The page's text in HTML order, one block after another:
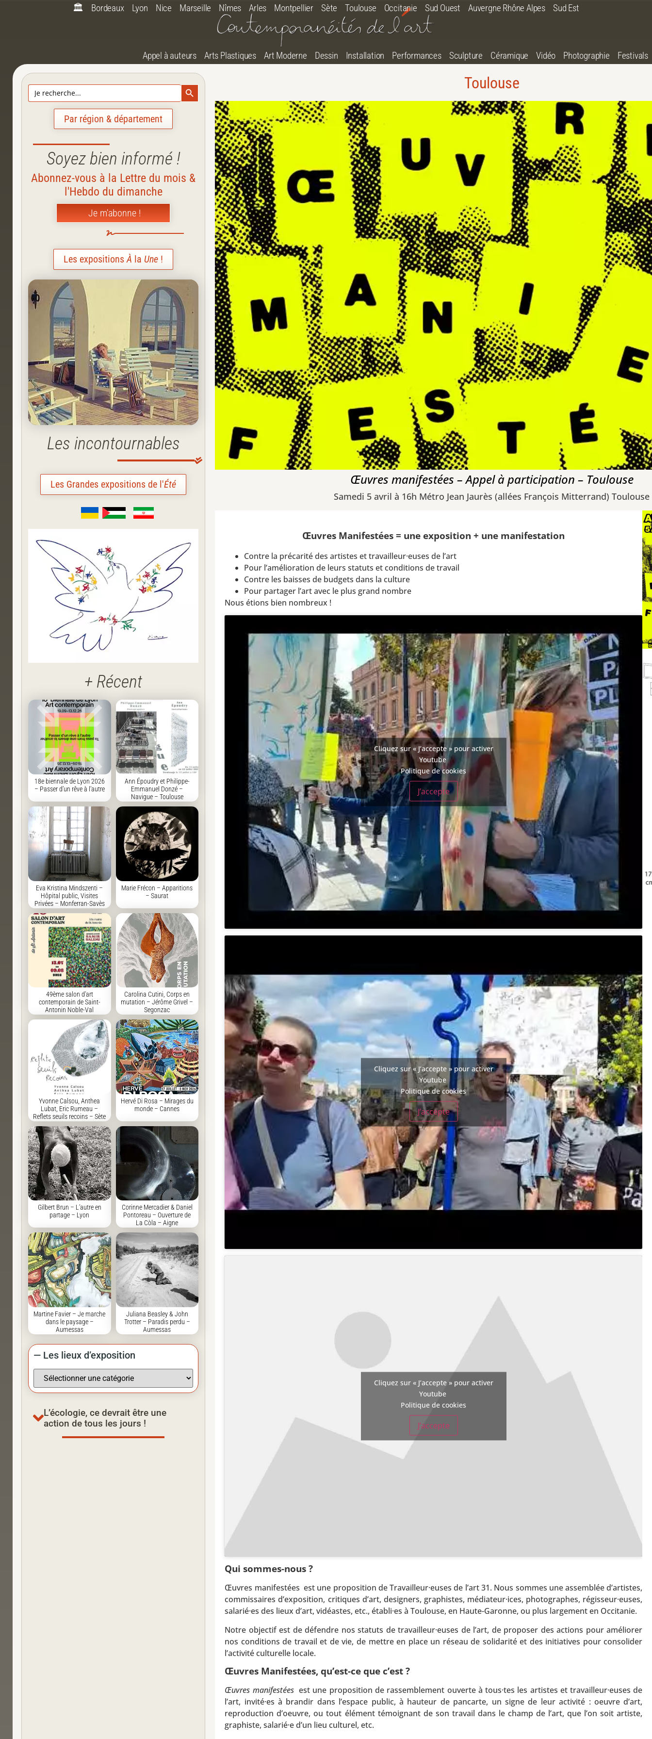
🏛️ Bordeaux Lyon Nice Marseille Nîmes Arles Montpellier Sète Toulouse Occitanie Sud Ouest Auvergne Rhône Alpes Sud Est
Appel à auteurs Arts Plastiques Art Moderne Dessin Installation Performances Sculpture Céramique Vidéo Photographie Festivals
Search
for:
Search Button
Par région & département
Soyez bien informé !
Abonnez-vous à la Lettre du mois &
l'Hebdo du dimanche
Je m'abonne !
Les expositionsÀ la Une !
Les incontournables
Les Grandes expositions de l'Été
+ Récent
18e biennale de Lyon 2026
– Passer d’un rêve à l’autre
Ann Époudry et Philippe-
Emmanuel Donzé –
Navigue – Toulouse
Eva Kristina Mindszenti –
Hôpital public, Visites
Privées – Monferran-Savès
Marie Frécon – Apparitions
– Saurat
49ème salon d’art
contemporain de Saint-
Antonin Noble-Val
Carolina Cutini, Corps en
mutation – Jérôme Grivel –
Segonzac
Yvonne Calsou, Anthea
Lubat, Eric Rumeau –
Reflets seuils recoins – Sète
Hervé Di Rosa – Mirages du
monde – Cannes
Gilbert Brun – L’autre en
partage – Lyon
Corinne Mercadier & Daniel
Pontoreau – Ouverture de
La Còla – Aigne
Martine Favier – Je marche
dans le paysage –
Aumessas
Juliana Beasley & John
Trotter – Paradis perdu –
Aumessas
— Les lieux d’exposition
L’écologie, ce devrait être une
action de tous les jours !
Toulouse
Œuvres manifestées – Appel à participation – Toulouse
Samedi 5 avril à 16h Métro Jean Jaurès (allées François Mitterrand) Toulouse
Œuvres Manifestées= une exposition+ une manifestation
Contre la précarité des artistes et travailleur·euses de l’art
Pour l’amélioration de leurs statuts et conditions de travail
Contre les baisses de budgets dans la culture
Pour partager l’art avec le plus grand nombre
Nous étions bien nombreux !
Cliquez sur « J’accepte » pour activer
Youtube
Politique de cookies
J’accepte
Cliquez sur « J’accepte » pour activer
Youtube
Politique de cookies
J’accepte
Cliquez sur « J’accepte » pour activer
Youtube
Politique de cookies
J’accepte
Qui sommes-nous ?
Œuvres manifestées est une proposition de Travailleur·euses de l’art 31. Nous sommes une assemblée d’artistes,
commissaires d’exposition, critiques d’art, designers, graphistes, médiateur·ices, photographes, régisseur·euses,
salarié·es des lieux d’art, vidéastes, etc., établi·es à Toulouse, en Haute-Garonne, ou plus largement en Occitanie.
Notre objectif est de défendre nos statuts de travailleur·euses de l’art, de proposer des actions pour améliorer
nos conditions de travail et de vie, de mettre en place un réseau de solidarité et des initiatives pour consolider
l’activité culturelle locale.
Œuvres Manifestées, qu’est-ce que c’est ?
Œuvres manifestées est une proposition de rassemblement ouverte à tous·tes les artistes et travailleur·euses de
l’art, invité·es à brandir dans l’espace public, à hauteur de pancarte, un signe de leur activité : oeuvre d’art,
reproduction d’oeuvre, ou tout élément témoignant de son travail dans le champ de l’art, que l’on soit artiste,
graphiste, salarié·e d’un lieu culturel, etc.